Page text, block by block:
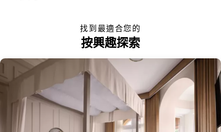
找到最適合您的
按興趣探索